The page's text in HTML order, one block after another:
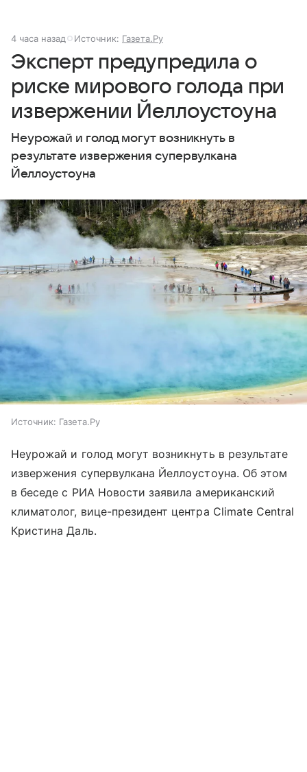
4 часа назад Источник: Газета.Ру
Эксперт предупредила о
риске мирового голода при
извержении Йеллоустоуна
Неурожай и голод могут возникнуть в
результате извержения супервулкана
Йеллоустоуна
Источник: Газета.Ру
Неурожай и голод могут возникнуть в результате
извержения супервулкана Йеллоустоуна. Об этом
в беседе с РИА Новости заявила американский
климатолог, вице-президент центра Climate Central
Кристина Даль.